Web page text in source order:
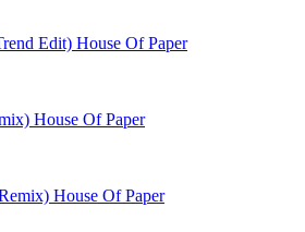
Edit) House Of Paper
House Of Paper
House Of Paper